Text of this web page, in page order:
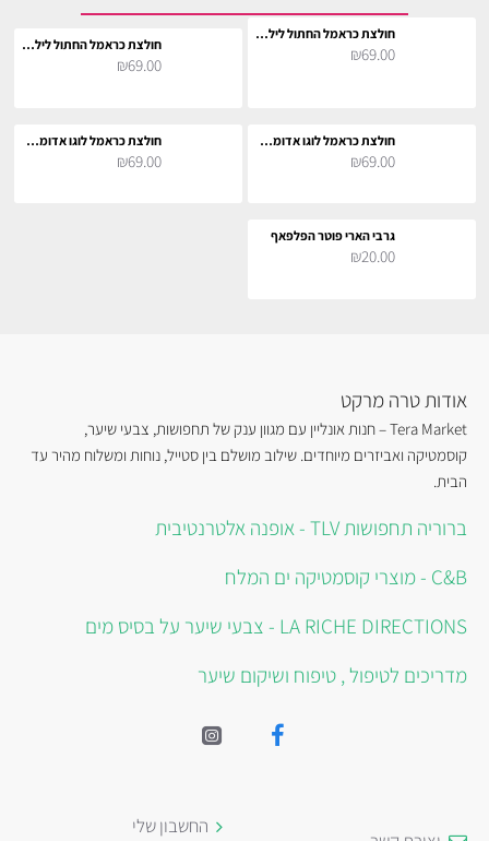
חולצת כראמל החתול לילדים
₪69.00 חולצת כראמל החתול לילדים
₪69.00
חולצת כראמל לוגו אדומה לילדים
₪69.00
חולצת כראמל לוגו אדומה לילדים
₪69.00
גרבי הארי פוטר הפלפאף
₪20.00
אודות טרה מרקט
Tera Market – חנות אונליין עם מגוון ענק של תחפושות, צבעי שיער,
קוסמטיקה ואביזרים מיוחדים. שילוב מושלם בין סטייל, נוחות ומשלוח מהיר עד
הבית.
ברוריה תחפושות TLV - אופנה אלטרנטיבית
C&B - מוצרי קוסמטיקה ים המלח
LA RICHE DIRECTIONS - צבעי שיער על בסיס מים
מדריכים לטיפול , טיפוח ושיקום שיער
החשבון שלי